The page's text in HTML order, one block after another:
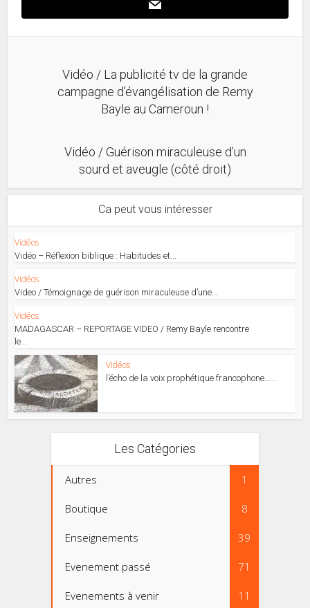
Vidéo / La publicité tv de la grande
campagne d’évangélisation de Remy
Bayle au Cameroun !
Vidéo / Guérison miraculeuse d’un
sourd et aveugle (côté droit)
Ca peut vous intéresser
Vidéos
Vidéo – Réflexion biblique : Habitudes et...
Vidéos
Video / Témoignage de guérison miraculeuse d’une...
Vidéos
MADAGASCAR – REPORTAGE VIDEO / Remy Bayle rencontre
le...
Vidéos
l’écho de la voix prophétique francophone…...
Les Catégories
Autres 1
Boutique 8
Enseignements 39
Evenement passé 71
Evenements à venir 11